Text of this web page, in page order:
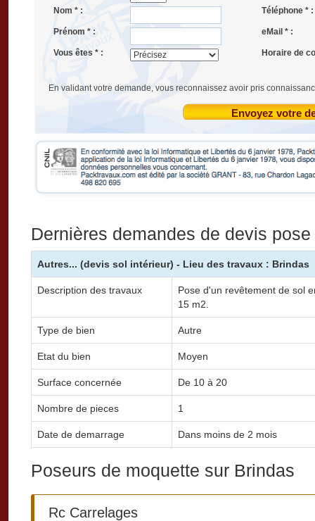
Nom * :
Téléphone * :
Prénom * : eMail * :
Vous êtes * : Horaire de
En validant votre demande, vous reconnaissez avoir pris
Envoyez votre
Dernières demandes de devis
Autres... (devis sol intérieur) - Lieu des travaux : Brindas
Description des travaux
Pose d'un revêtement de sol
15 m2.
Type de bien Autre
Etat du bien Moyen
Surface concernée De 10 à 20
Nombre de pieces 1
Date de demarrage Dans moins de 2 mois
Poseurs de moquette sur Brindas
Rc Carrelages